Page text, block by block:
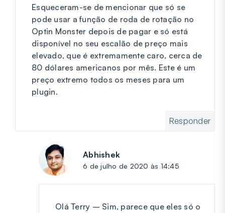
Esqueceram-se de mencionar que só se
pode usar a função de roda de rotação no
Optin Monster depois de pagar e só está
disponível no seu escalão de preço mais
elevado, que é extremamente caro, cerca de
80 dólares americanos por mês. Este é um
preço extremo todos os meses para um
plugin.
Responder
Abhishek
6 de julho de 2020 às 14:45
Olá Terry – Sim, parece que eles só o